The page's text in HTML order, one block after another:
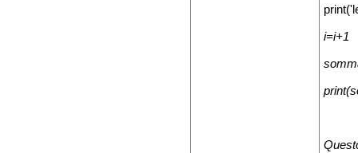
i=i+1